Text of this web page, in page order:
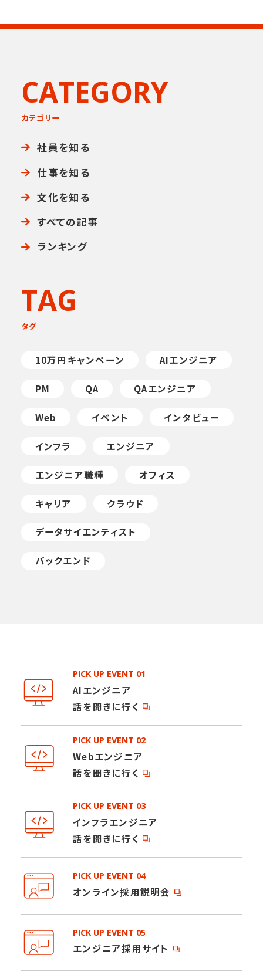
CATEGORY
カテゴリー
社員を知る
仕事を知る
文化を知る
すべての記事
ランキング
TAG
タグ
10万円キャンペーン AIエンジニア
PM QA QAエンジニア
Web イベント インタビュー
インフラ エンジニア
エンジニア職種 オフィス
キャリア クラウド
データサイエンティスト
バックエンド
未経験エンジニア応援チャンネル
環境・社風 研修制度
PICK UP EVENT 01
AIエンジニア
話を聞きに行く
PICK UP EVENT 02
Webエンジニア
話を聞きに行く
PICK UP EVENT 03
インフラエンジニア
話を聞きに行く
PICK UP EVENT 04
オンライン採用説明会
PICK UP EVENT 05
エンジニア採用サイト